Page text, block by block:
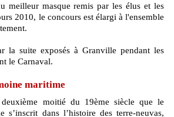
meilleur masque remis par les élus et les
2010, le concours est élargi à l'ensemble
la suite exposés à Granville pendant les
le Carnaval.
maritime
s’inscrit dans l’histoire des terre-neuvas,